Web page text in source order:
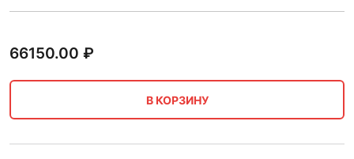
66150.00 ₽
В КОРЗИНУ